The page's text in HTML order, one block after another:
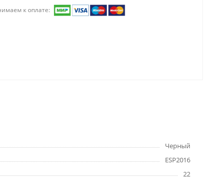
к оплате:
Черный
ESP2016
22